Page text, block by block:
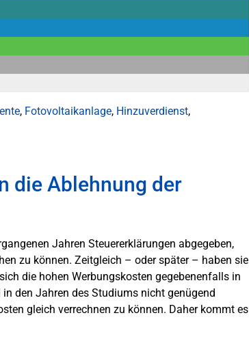
, Fotovoltaikanlage, Hinzuverdienst,
die Ablehnung der
Jahren Steuererklärungen abgegeben,
zu können. Zeitgleich – oder später – haben sie
die hohen Werbungskosten gegebenenfalls in
den Jahren des Studiums nicht genügend
gleich verrechnen zu können. Daher kommt es